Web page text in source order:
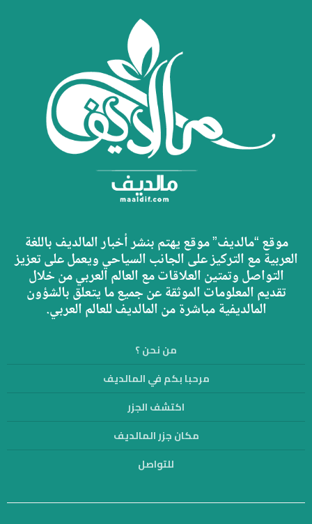
موقع “مالديف” موقع يهتم بنشر أخبار المالديف باللغة
العربية مع التركيز على الجانب السياحي ويعمل على تعزيز
التواصل وتمتين العلاقات مع العالم العربي من خلال
تقديم المعلومات الموثقة عن جميع ما يتعلق بالشؤون
المالديفية مباشرة من المالديف للعالم العربي.
من نحن ؟
مرحبا بكم في المالديف
اكتشف الجزر
مكان جزر المالديف
للتواصل